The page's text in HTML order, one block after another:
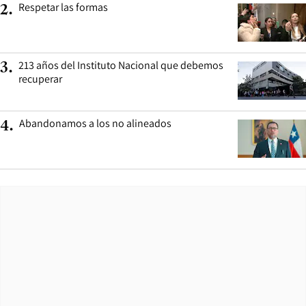
2. Respetar las formas
3. 213 años del Instituto Nacional que debemos
recuperar
4. Abandonamos a los no alineados